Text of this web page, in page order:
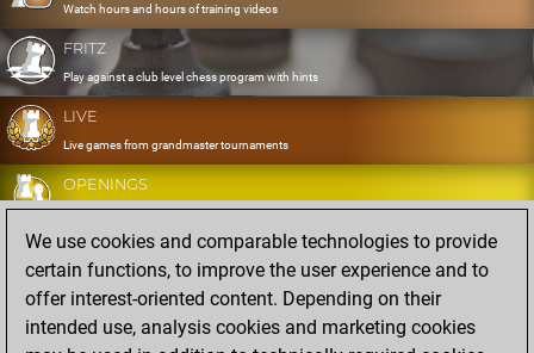
Watch hours and hours of training videos
FRITZ
Play against a club level chess program with hints
LIVE
Live games from grandmaster tournaments
OPENINGS
Develop and exercise your openings
DATABASE
Eight million strong games
MYGAMES
Store and analyse your own games in the cloud
We use cookies and comparable technologies to provide
certain functions, to improve the user experience and to
offer interest-oriented content. Depending on their
intended use, analysis cookies and marketing cookies